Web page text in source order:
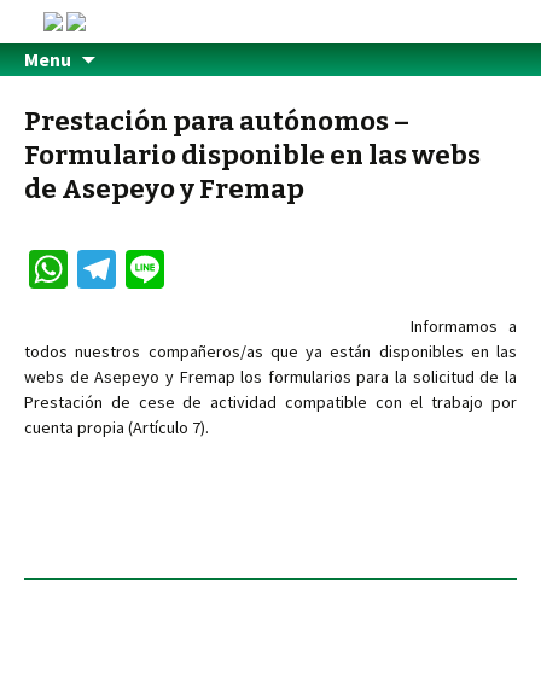
Menu
Prestación para autónomos –
Formulario disponible en las webs
de Asepeyo y Fremap
W
at
sA
p
Te
gr
a
m
e
Informamos a
todos nuestros compañeros/as que ya están disponibles en las
webs de Asepeyo y Fremap los formularios para la solicitud de la
Prestación de cese de actividad compatible con el trabajo por
cuenta propia (Artículo 7).